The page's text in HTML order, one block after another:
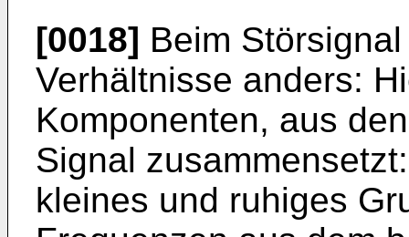
[0018] Beim
Verhältnisse anders:
Komponenten, aus
Signal
kleines und ruhiges